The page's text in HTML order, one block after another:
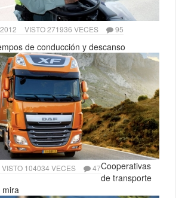
VISTO 271936 VECES 95
de conducción y descanso
VISTO 104034 VECES 47Cooperativas
de transporte